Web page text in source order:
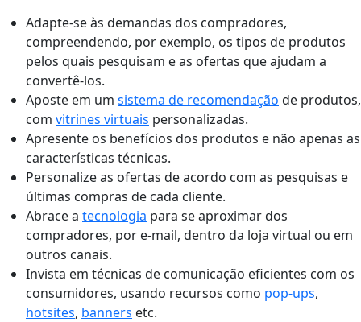
Adapte-se às demandas dos compradores,
compreendendo, por exemplo, os tipos de produtos
pelos quais pesquisam e as ofertas que ajudam a
convertê-los.
Aposte em um sistema de recomendação de produtos,
com vitrines virtuais personalizadas.
Apresente os benefícios dos produtos e não apenas as
características técnicas.
Personalize as ofertas de acordo com as pesquisas e
últimas compras de cada cliente.
Abrace a tecnologia para se aproximar dos
compradores, por e-mail, dentro da loja virtual ou em
outros canais.
Invista em técnicas de comunicação eficientes com os
consumidores, usando recursos como pop-ups,
hotsites, banners etc.